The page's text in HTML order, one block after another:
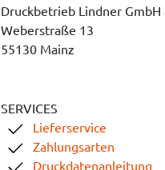
Druckbetrieb Lindner GmbH
Weberstraße 13
55130 Mainz
SERVICES
Lieferservice
Zahlungsarten
Druckdatenanleitung